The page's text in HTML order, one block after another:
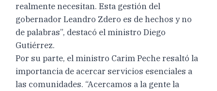
realmente necesitan. Esta gestión del
gobernador Leandro Zdero es de hechos y no
de palabras”, destacó el ministro Diego
Gutiérrez.
Por su parte, el ministro Carim Peche resaltó la
importancia de acercar servicios esenciales a
las comunidades. “Acercamos a la gente la